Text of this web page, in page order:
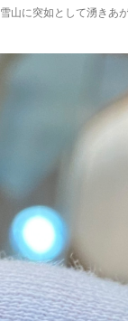
雪山に突如として湧きあ